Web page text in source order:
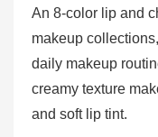
An 8-color lip and
makeup
daily makeup
creamy texture
and soft lip tint.